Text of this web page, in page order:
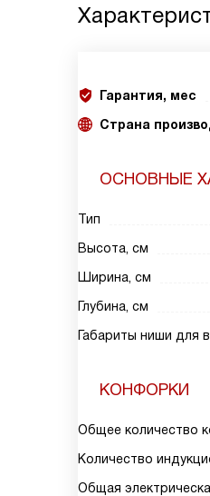
Гарантия, мес
Страна
ОСНОВНЫЕ
Тип
Высота, см
Ширина, см
Глубина, см
Габариты ниши для
КОНФОРКИ
Общее количество
Количество
Общая